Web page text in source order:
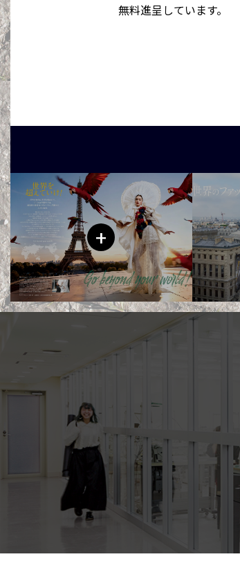
無料進呈しています。
+